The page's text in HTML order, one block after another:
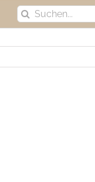
Suche
nach: